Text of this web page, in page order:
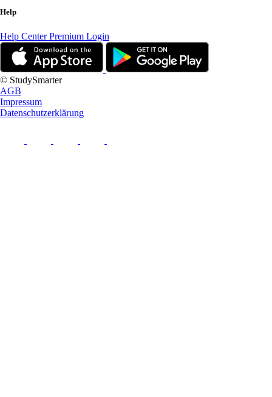
Help
Help CenterPremium Login
© StudySmarter
AGB
Impressum
Datenschutzerklärung